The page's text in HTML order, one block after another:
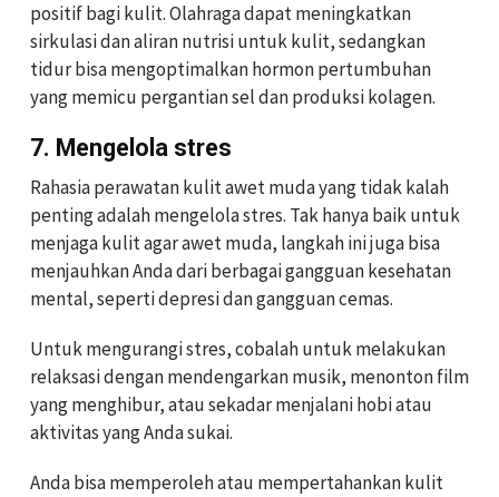
positif bagi kulit. Olahraga dapat meningkatkan
sirkulasi dan aliran nutrisi untuk kulit, sedangkan
tidur bisa mengoptimalkan hormon pertumbuhan
yang memicu pergantian sel dan produksi kolagen.
7. Mengelola stres
Rahasia perawatan kulit awet muda yang tidak kalah
penting adalah mengelola stres. Tak hanya baik untuk
menjaga kulit agar awet muda, langkah ini juga bisa
menjauhkan Anda dari berbagai gangguan kesehatan
mental, seperti depresi dan gangguan cemas.
Untuk mengurangi stres, cobalah untuk melakukan
relaksasi dengan mendengarkan musik, menonton film
yang menghibur, atau sekadar menjalani hobi atau
aktivitas yang Anda sukai.
Anda bisa memperoleh atau mempertahankan kulit